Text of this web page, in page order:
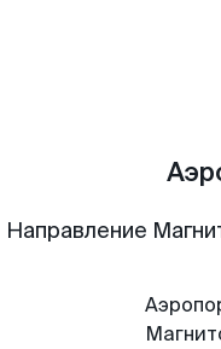
Направление